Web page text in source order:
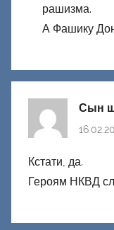
рашизма.
А Фашику
Сын
Кстати, да.
Героям НКВД